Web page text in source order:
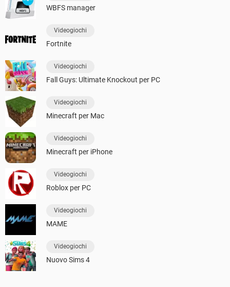
WBFS manager
Videogiochi
Fortnite
Videogiochi
Fall Guys: Ultimate Knockout per PC
Videogiochi
Minecraft per Mac
Videogiochi
Minecraft per iPhone
Videogiochi
Roblox per PC
Videogiochi
MAME
Videogiochi
Nuovo Sims 4